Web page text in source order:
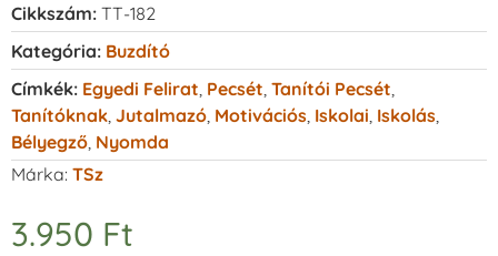
Cikkszám: TT-182
Kategória: Buzdító
Címkék: Egyedi Felirat Pecsét Tanítói Pecsét
Tanítóknak Jutalmazó Motivációs Iskolai Iskolás
Bélyegző Nyomda
Márka: TSz
3.950 Ft